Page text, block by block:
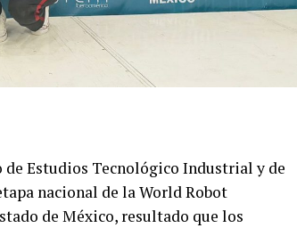
Estudios Tecnológico Industrial y de
nacional de la World Robot
de México, resultado que los